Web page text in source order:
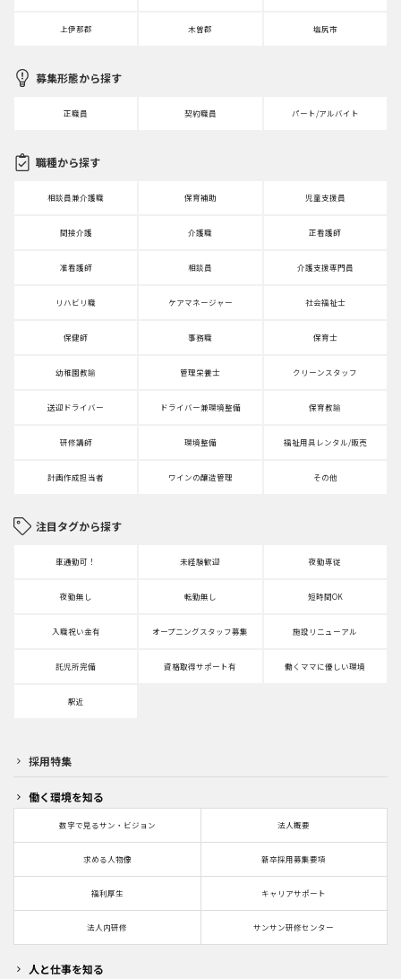
上伊那郡 木曽郡 塩尻市
募集形態から探す
正職員 契約職員 パート/アルバイト
職種から探す
相談員兼介護職 保育補助 児童支援員
間接介護 介護職 正看護師
准看護師 相談員 介護支援専門員
リハビリ職 ケアマネージャー 社会福祉士
保健師 事務職 保育士
幼稚園教諭 管理栄養士 クリーンスタッフ
送迎ドライバー ドライバー兼環境整備 保育教諭
研修講師 環境整備 福祉用具レンタル/販売
計画作成担当者 ワインの醸造管理 その他
注目タグから探す
車通勤可！ 未経験歓迎 夜勤専従
夜勤無し 転勤無し 短時間OK
入職祝い金有 オープニングスタッフ募集 施設リニューアル
託児所完備 資格取得サポート有 働くママに優しい環境
駅近
採用特集
働く環境を知る
数字で見るサン・ビジョン 法人概要
求める人物像 新卒採用募集要項
福利厚生 キャリアサポート
法人内研修 サンサン研修センター
人と仕事を知る